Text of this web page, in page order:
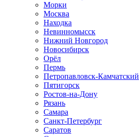
Морки
Москва
Находка
Невинномысск
Нижний Новгород
Новосибирск
Орёл
Пермь
Петропавловск-Камчатский
Пятигорск
Ростов-на-Дону
Рязань
Самара
Санкт-Петербург
Саратов